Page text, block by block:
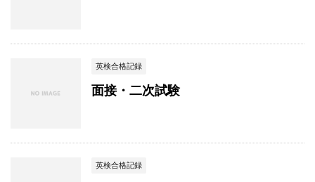
英検合格記録
面接・二次試験
英検合格記録